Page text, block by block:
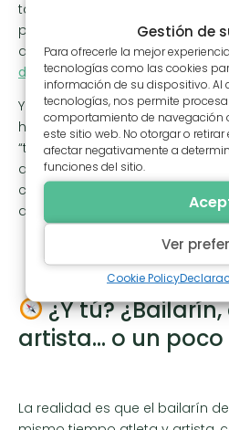
Gestión de
Para ofrecerle la mejor
tecnologías como las cookies
información de su dispositivo. Al
tecnologías, nos permite
comportamiento de navegación
este sitio web. No otorgar o
afectar negativamente a
funciones del sitio.
Ver
Cookie Policy
también a sentir y transmitir.
por programas estructurados,
desean comprenderqué
dedicarse profesionalmente a la
Y en cuanto a los docentes,
ha vuelto imprescindible. Ya
“técnicamente bueno”:
acompañar al alumno en su
creatividad y en su relación
demás.
¿Y tú?
artista… o un
La realidad es que el bailarín